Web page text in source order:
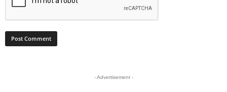
- Advertisement -